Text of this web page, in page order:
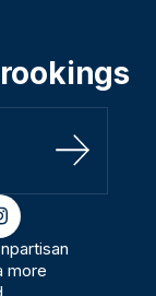
Sign Up
more